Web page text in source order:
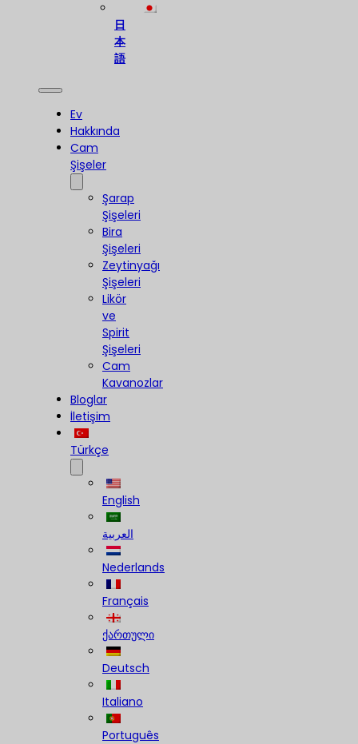
日
本
語
Ev
Hakkında
Cam
Şişeler
Şarap
Şişeleri
Bira
Şişeleri
Zeytinyağı
Şişeleri
Likör
ve
Spirit
Şişeleri
Cam
Kavanozlar
Bloglar
İletişim
Türkçe
English
العربية
Nederlands
Français
ქართული
Deutsch
Italiano
Português